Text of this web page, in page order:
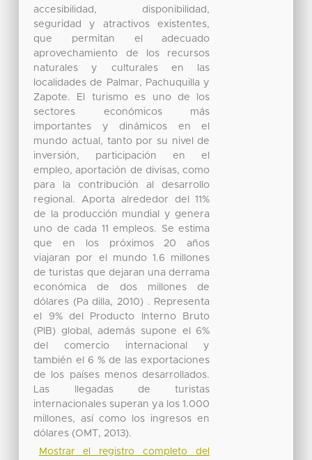
accesibilidad, disponibilidad,
seguridad y atractivos existentes,
que permitan el adecuado
aprovechamiento de los recursos
naturales y culturales en las
localidades de Palmar, Pachuquilla y
Zapote. El turismo es uno de los
sectores económicos más
importantes y dinámicos en el
mundo actual, tanto por su nivel de
inversión, participación en el
empleo, aportación de divisas, como
para la contribución al desarrollo
regional. Aporta alrededor del 11%
de la producción mundial y genera
uno de cada 11 empleos. Se estima
que en los próximos 20 años
viajaran por el mundo 1.6 millones
de turistas que dejaran una derrama
económica de dos millones de
dólares (Pa dilla, 2010) . Representa
el 9% del Producto Interno Bruto
(PIB) global, además supone el 6%
del comercio internacional y
también el 6 % de las exportaciones
de los países menos desarrollados.
Las llegadas de turistas
internacionales superan ya los 1.000
millones, así como los ingresos en
dólares (OMT, 2013).
Mostrar el registro completo del